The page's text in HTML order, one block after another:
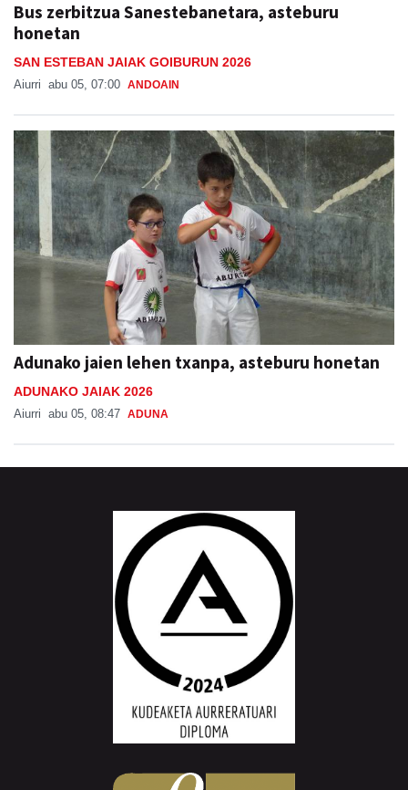
Bus zerbitzua Sanestebanetara, asteburu
honetan
SAN ESTEBAN JAIAK GOIBURUN 2026
Aiurri abu 05, 07:00 ANDOAIN
Adunako jaien lehen txanpa, asteburu honetan
ADUNAKO JAIAK 2026
Aiurri abu 05, 08:47 ADUNA